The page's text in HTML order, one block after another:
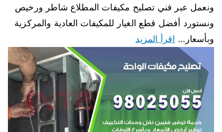
ونعمل عبر فني تصليح مكيفات المطلاع شاطر ورخيص
ونستورد أفضل قطع الغيار للمكيفات العادية والمركزية
وبأسعار… اقرأ المزيد